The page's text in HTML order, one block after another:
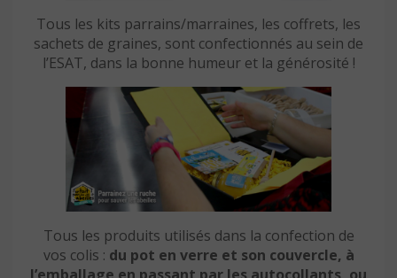
Tous les kits parrains/marraines, les coffrets, les
sachets de graines, sont confectionnés au sein de
l’ESAT, dans la bonne humeur et la générosité !
Tous les produits utilisés dans la confection de
vos colis : du pot en verre et son couvercle, à
l’emballage en passant par les autocollants, ou